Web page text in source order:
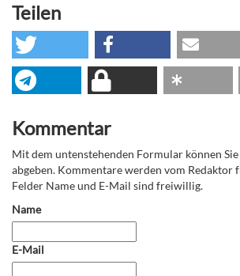
Teilen
Kommentar
Mit dem untenstehenden Formular können
abgeben. Kommentare werden vom Redaktor
Felder Name und E-Mail sind freiwillig.
Name
E-Mail